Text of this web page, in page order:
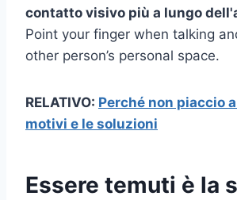
contatto visivo più a lungo
Point your finger when talking
other person’s personal space.
RELATIVO: Perché non piaccio
motivi e le soluzioni
Essere temuti è la